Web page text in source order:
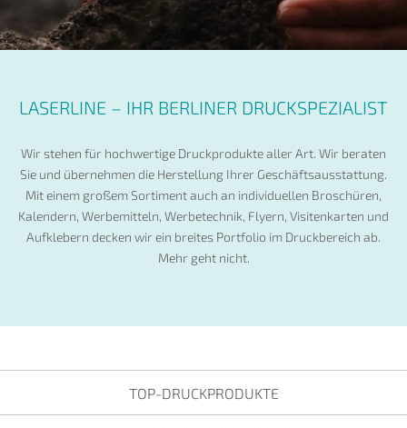
LASERLINE – IHR BERLINER DRUCKSPEZIALIST
Wir stehen für hochwertige Druckprodukte aller Art. Wir beraten
Sie und übernehmen die Herstellung Ihrer Geschäftsausstattung.
Mit einem großem Sortiment auch an individuellen Broschüren,
Kalendern, Werbemitteln, Werbetechnik, Flyern, Visitenkarten und
Aufklebern decken wir ein breites Portfolio im Druckbereich ab.
Mehr geht nicht.
TOP-DRUCKPRODUKTE